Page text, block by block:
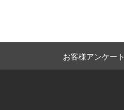
お客様アンケート